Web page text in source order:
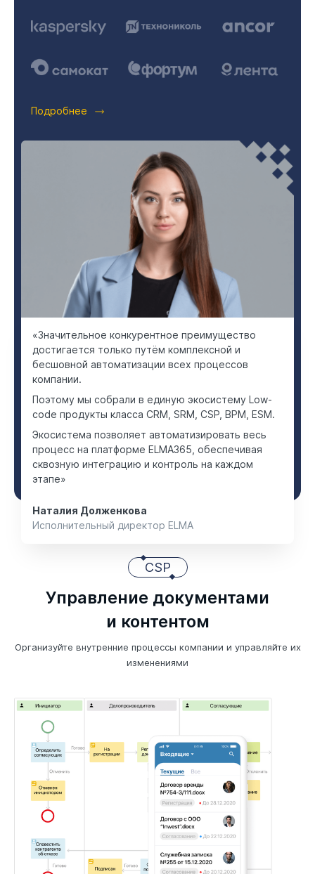
Подробнее
«Значительное конкурентное преимущество
достигается только путём комплексной и
бесшовной автоматизации всех процессов
компании.
Поэтому мы собрали в единую экосистему Low-
code продукты класса CRM, SRM, CSP, BPM, ESM.
Экосистема позволяет автоматизировать весь
процесс на платформе ELMA365, обеспечивая
сквозную интеграцию и контроль на каждом
этапе»
Наталия Долженкова
Исполнительный директор ELMA
CSP
Управление документами
и контентом
Организуйте внутренние процессы компании и управляйте их
изменениями